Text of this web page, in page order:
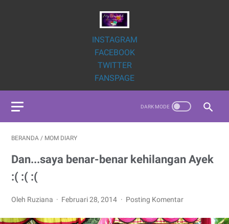
INSTAGRAM
FACEBOOK
TWITTER
FANSPAGE
BERANDA / MOM DIARY
Dan...saya benar-benar kehilangan Ayek
:( :( :(
Oleh Ruziana Februari 28, 2014 Posting Komentar